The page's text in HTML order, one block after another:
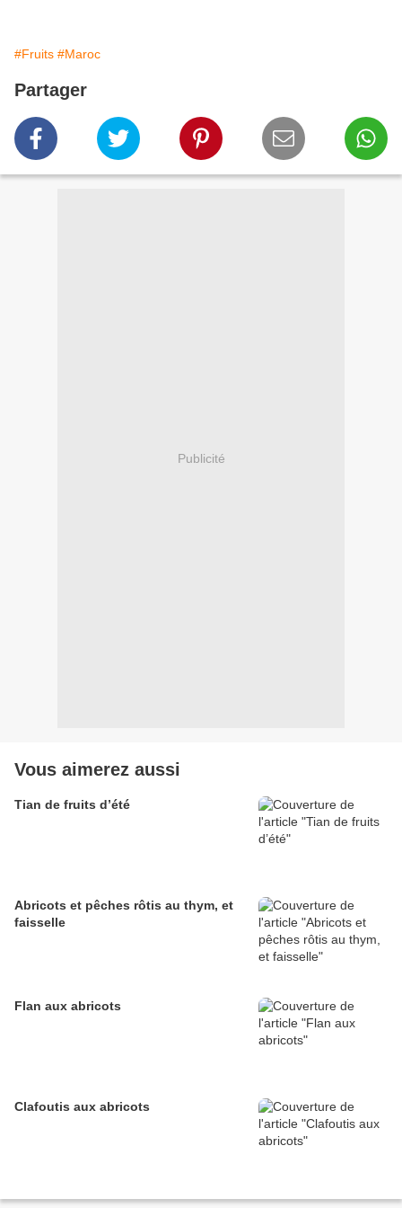
#Fruits #Maroc
Partager
Publicité
Vous aimerez aussi
Tian de fruits d’été
Abricots et pêches rôtis au thym, et
faisselle
Flan aux abricots
Clafoutis aux abricots